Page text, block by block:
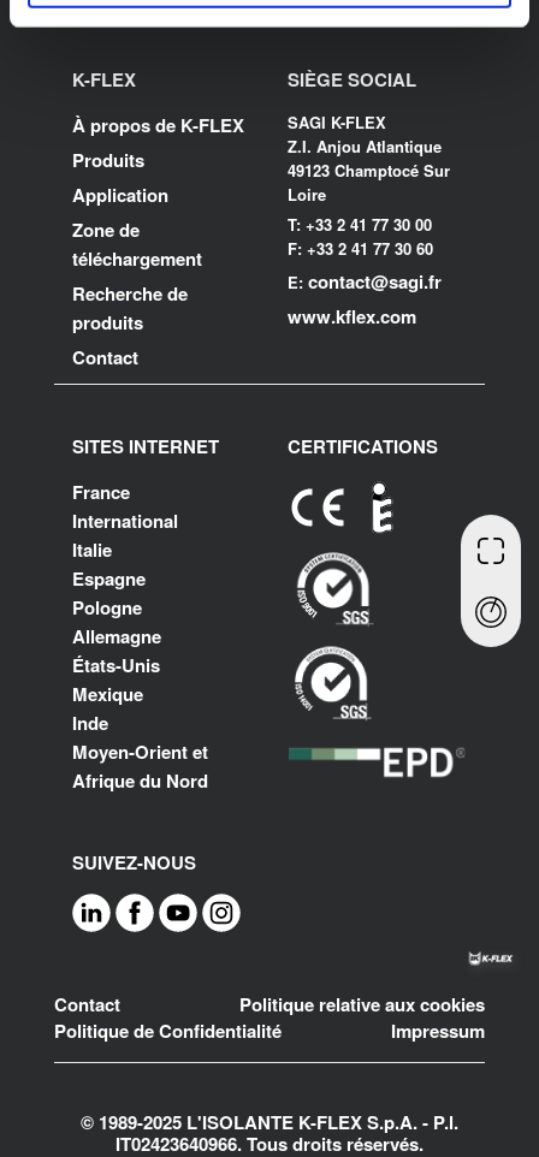
K-FLEX
À propos de K-FLEX
Produits
Application
Zone de
téléchargement
Recherche de
produits
Contact
SIÈGE SOCIAL
SAGI K-FLEX
Z.I. Anjou Atlantique
49123 Champtocé Sur
Loire
T: +33 2 41 77 30 00
F: +33 2 41 77 30 60
E: contact@sagi.fr
www.kflex.com
SITES INTERNET
France
International
Italie
Espagne
Pologne
Allemagne
États-Unis
Mexique
Inde
Moyen-Orient et
Afrique du Nord
CERTIFICATIONS
SUIVEZ-NOUS
Footer
Contact
Politique relative aux cookies
Politique de Confidentialité
Impressum
© 1989-2025 L'ISOLANTE K-FLEX S.p.A. - P.l.
IT02423640966. Tous droits réservés.